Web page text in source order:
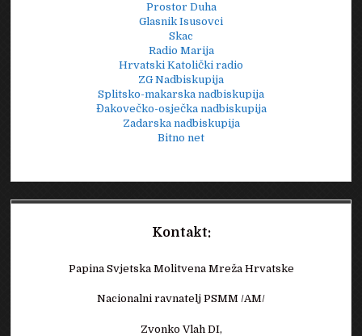
Prostor Duha
Glasnik Isusovci
Skac
Radio Marija
Hrvatski Katolički radio
ZG Nadbiskupija
Splitsko-makarska nadbiskupija
Đakovečko-osječka nadbiskupija
Zadarska nadbiskupija
Bitno net
Kontakt:
Papina Svjetska Molitvena Mreža Hrvatske
Nacionalni ravnatelj PSMM /AM/
Zvonko Vlah DI,